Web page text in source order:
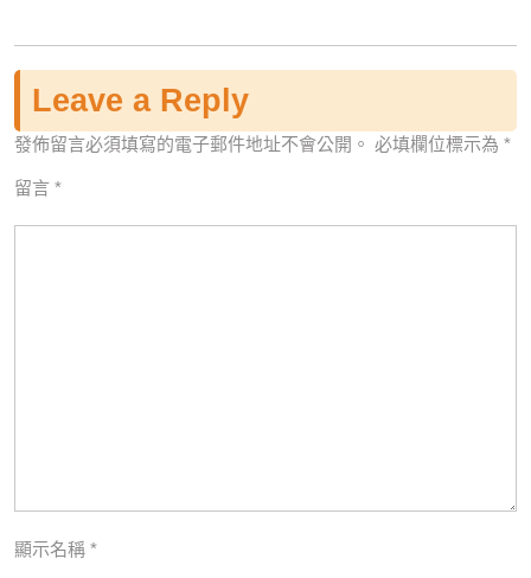
Leave a Reply
發佈留言必須填寫的電子郵件地址不會公開。 必填欄位標示為 *
留言 *
顯示名稱 *